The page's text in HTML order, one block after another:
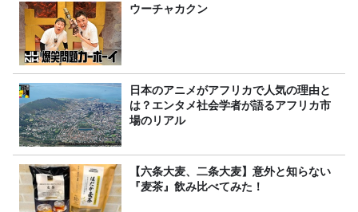
ウーチャカクン
日本のアニメがアフリカで人気の理由と
は？エンタメ社会学者が語るアフリカ市
場のリアル
【六条大麦、二条大麦】意外と知らない
『麦茶』飲み比べてみた！